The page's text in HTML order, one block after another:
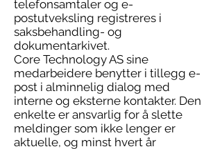
telefonsamtaler og e-
postutveksling registreres i
saksbehandling- og
dokumentarkivet.
Core Technology AS sine
medarbeidere benytter i tillegg e-
post i alminnelig dialog med
interne og eksterne kontakter. Den
enkelte er ansvarlig for å slette
meldinger som ikke lenger er
aktuelle, og minst hvert år